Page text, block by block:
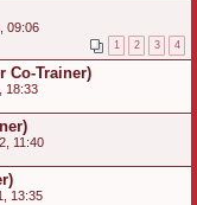
09:06
1 2 3 4
Co-Trainer)
18:33
11:40
13:35